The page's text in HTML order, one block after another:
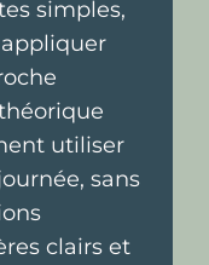
simples,
utiliser
sans
clairs et